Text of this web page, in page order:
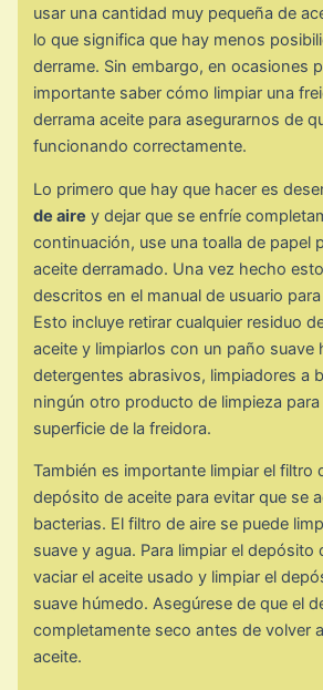
usar una cantidad muy pequeña de
lo que significa que hay menos
derrame. Sin embargo, en ocasiones
importante saber cómo limpiar una
derrama aceite para asegurarnos de
funcionando correctamente.
Lo primero que hay que hacer es
de aire y dejar que se enfríe
continuación, use una toalla de papel
aceite derramado. Una vez hecho
descritos en el manual de usuario
Esto incluye retirar cualquier residuo
aceite y limpiarlos con un paño suave
detergentes abrasivos, limpiadores a
ningún otro producto de limpieza para
superficie de la freidora.
También es importante limpiar el filtro
depósito de aceite para evitar que se
bacterias. El filtro de aire se puede
suave y agua. Para limpiar el depósito
vaciar el aceite usado y limpiar el
suave húmedo. Asegúrese de que el
completamente seco antes de volver
aceite.